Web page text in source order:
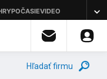
Hľadať firmu